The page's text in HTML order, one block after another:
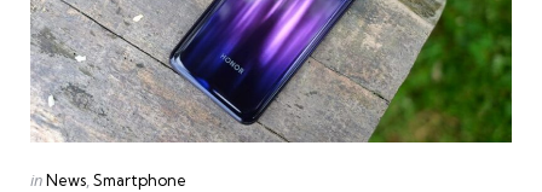
Categories
Posted
inNews Smartphone